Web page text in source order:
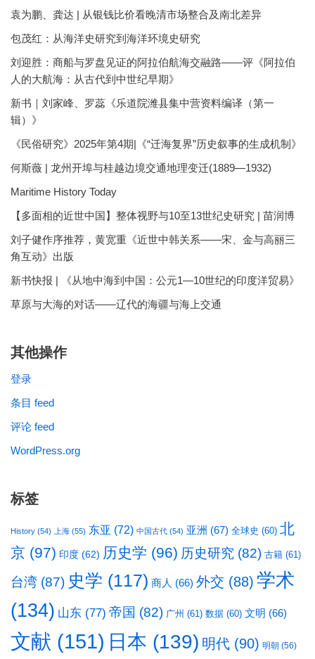
袁为鹏、龚达 | 从银钱比价看晚清市场整合及南北差异
包茂红：从海洋史研究到海洋环境史研究
刘迎胜：商船与罗盘见证的阿拉伯航海交融路——评《阿拉伯
人的大航海：从古代到中世纪早期》
新书｜刘家峰、罗蕊《乐道院潍县集中营资料编译（第一
辑）》
《民俗研究》2025年第4期|《“迁海复界”历史叙事的生成机制》
何斯薇 | 龙州开埠与桂越边境交通地理变迁(1889—1932)
Maritime History Today
【多面相的近世中国】整体视野与10至13世纪史研究 | 苗润博
刘子健作序推荐，黄宽重《近世中韩关系——宋、金与高丽三
角互动》出版
新书快报 | 《从地中海到中国：公元1—10世纪的印度洋贸易》
草原与大海的对话——辽代的海疆与海上交通
其他操作
登录
条目 feed
评论 feed
WordPress.org
标签
History (54) 上海 (55) 东亚 (72) 中国古代 (54) 亚洲 (67) 全球史 (60) 北
京 (97) 印度 (62) 历史学 (96) 历史研究 (82) 古籍 (61)
台湾 (87) 史学 (117) 商人 (66) 外交 (88) 学术
(134) 山东 (77) 帝国 (82) 广州 (61) 数据 (60) 文明 (66)
文献 (151) 日本 (139) 明代 (90) 明朝 (56)